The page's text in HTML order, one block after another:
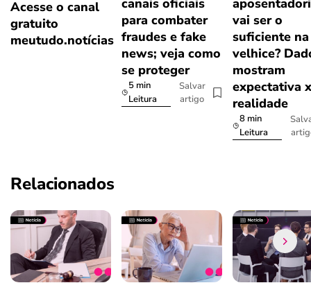
Acesse o canal
gratuito
meutudo.notícias
canais oficiais
para combater
fraudes e fake
news; veja como
se proteger
5 min
Leitura
Salvar
artigo
vai ser o
suficiente na
velhice?
mostram
expectativa x
realidade
8 min
Leitura
Relacionados